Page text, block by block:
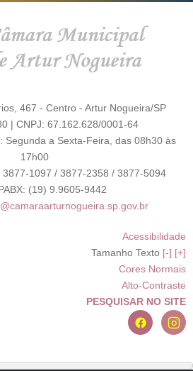
467 - Centro - Artur Nogueira/SP
| CNPJ: 67.162.628/0001-64
Segunda a Sexta-Feira, das 08h30 às
17h00
3877-1097 / 3877-2358 / 3877-5094
(19) 9.9605-9442
Acessibilidade
Tamanho Texto [-] [+]
Cores Normais
Alto-Contraste
PESQUISAR NO SITE